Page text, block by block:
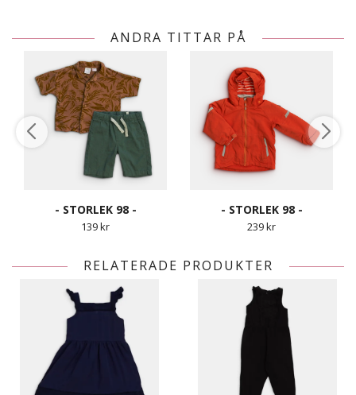
ANDRA TITTAR PÅ
- STORLEK 98 -
139 kr
- STORLEK 98 -
239 kr
RELATERADE PRODUKTER